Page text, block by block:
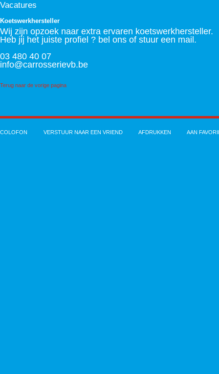
Vacatures
Koetswerkhersteller
Wij zijn opzoek naar extra ervaren koetswerkhersteller.
Heb jij het juiste profiel ? bel ons of stuur een mail.
03 480 40 07
info@carrosserievb.be
Terug naar de vorige pagina
COLOFON VERSTUUR NAAR EEN VRIEND AFDRUKKEN AAN